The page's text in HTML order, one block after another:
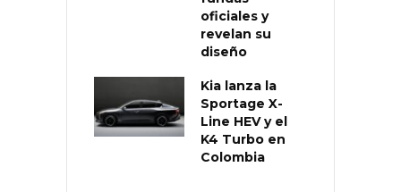
oficiales y
revelan su
diseño
Kia lanza la
Sportage X-
Line HEV y el
K4 Turbo en
Colombia